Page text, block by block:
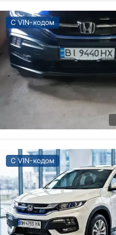
С VIN-кодом
С VIN-кодом